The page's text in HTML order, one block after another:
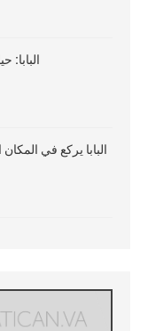
البابا:
البابا يركع في المكان